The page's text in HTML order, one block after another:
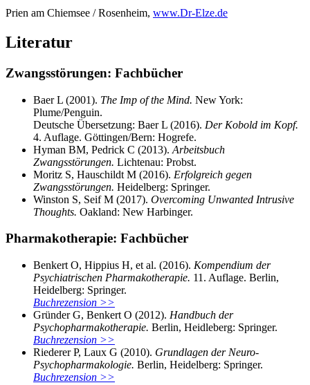
Prien am Chiemsee / Rosenheim, www.Dr-Elze.de
Literatur
Zwangsstörungen: Fachbücher
Baer L (2001). The Imp of the Mind. New York:
Plume/Penguin.
Deutsche Übersetzung: Baer L (2016). Der Kobold im Kopf.
4. Auflage. Göttingen/Bern: Hogrefe.
Hyman BM, Pedrick C (2013). Arbeitsbuch
Zwangsstörungen. Lichtenau: Probst.
Moritz S, Hauschildt M (2016). Erfolgreich gegen
Zwangsstörungen. Heidelberg: Springer.
Winston S, Seif M (2017). Overcoming Unwanted Intrusive
Thoughts. Oakland: New Harbinger.
Pharmakotherapie: Fachbücher
Benkert O, Hippius H, et al. (2016). Kompendium der
Psychiatrischen Pharmakotherapie. 11. Auflage. Berlin,
Heidelberg: Springer.
Buchrezension >>
Gründer G, Benkert O (2012). Handbuch der
Psychopharmakotherapie. Berlin, Heidleberg: Springer.
Buchrezension >>
Riederer P, Laux G (2010). Grundlagen der Neuro-
Psychopharmakologie. Berlin, Heidelberg: Springer.
Buchrezension >>